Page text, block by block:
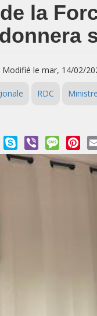
la
le mar, 14/02/
RDC
WhatsApp
Skype Viber